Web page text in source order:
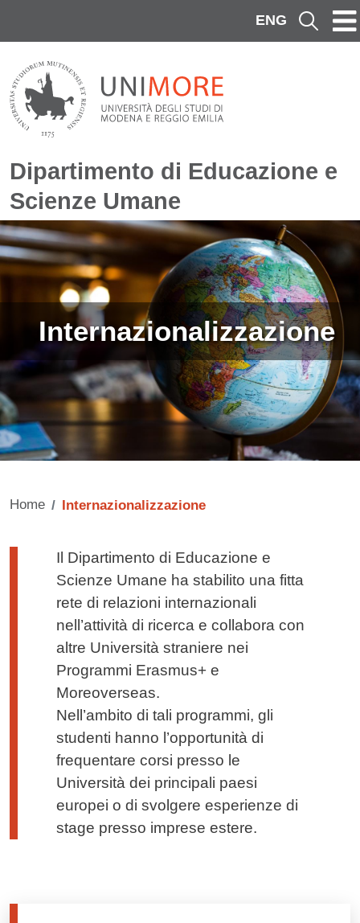
ENG Cerca
Dipartimento di Educazione e
Scienze Umane
Immagine
Internazionalizzazione
Home Internazionalizzazione
Testo di presentazione
Il Dipartimento di Educazione e
Scienze Umane ha stabilito una fitta
rete di relazioni internazionali
nell’attività di ricerca e collabora con
altre Università straniere nei
Programmi Erasmus+ e
Moreoverseas.
Nell’ambito di tali programmi, gli
studenti hanno l’opportunità di
frequentare corsi presso le
Università dei principali paesi
europei o di svolgere esperienze di
stage presso imprese estere.